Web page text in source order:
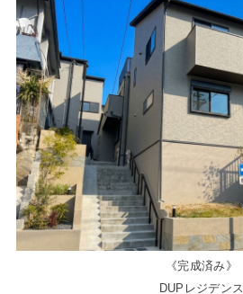
《完成済み》
DUPレジデンス